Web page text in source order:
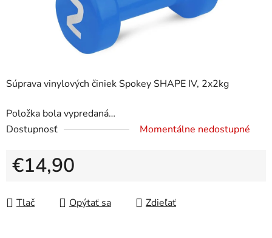
Súprava vinylových činiek Spokey SHAPE IV, 2x2kg
Položka bola vypredaná…
Dostupnosť
Momentálne nedostupné
€14,90
Tlač
Opýtať sa Zdieľať